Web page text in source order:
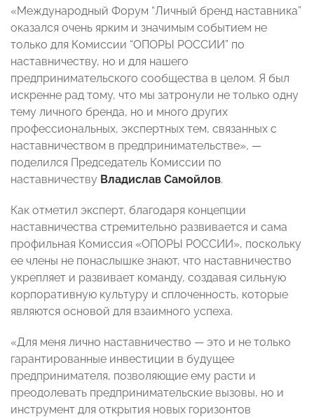
«Международный Форум “Личный бренд наставника”
оказался очень ярким и значимым событием не
только для Комиссии “ОПОРЫ РОССИИ” по
наставничеству, но и для нашего
предпринимательского сообщества в целом. Я был
искренне рад тому, что мы затронули не только одну
тему личного бренда, но и много других
профессиональных, экспертных тем, связанных с
наставничеством в предпринимательстве», —
поделился Председатель Комиссии по
наставничеству Владислав Самойлов.
Как отметил эксперт, благодаря концепции
наставничества стремительно развивается и сама
профильная Комиссия «ОПОРЫ РОССИИ», поскольку
ее члены не понаслышке знают, что наставничество
укрепляет и развивает команду, создавая сильную
корпоративную культуру и сплоченность, которые
являются основой для взаимного успеха.
«Для меня лично наставничество — это и не только
гарантированные инвестиции в будущее
предпринимателя, позволяющие ему расти и
преодолевать предпринимательские вызовы, но и
инструмент для открытия новых горизонтов